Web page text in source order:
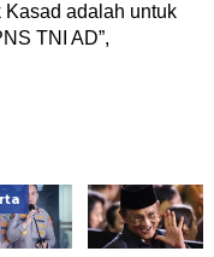
adalah untuk
TNI AD”,